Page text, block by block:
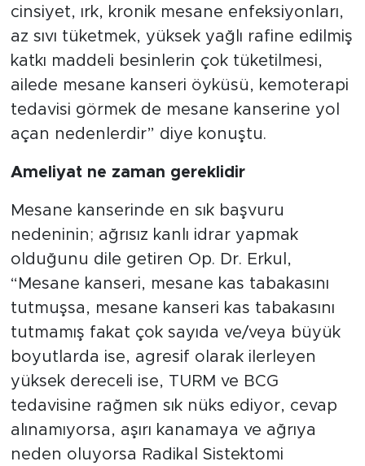
cinsiyet, ırk, kronik mesane enfeksiyonları,
az sıvı tüketmek, yüksek yağlı rafine edilmiş
katkı maddeli besinlerin çok tüketilmesi,
ailede mesane kanseri öyküsü, kemoterapi
tedavisi görmek de mesane kanserine yol
açan nedenlerdir” diye konuştu.
Ameliyat ne zaman gereklidir
Mesane kanserinde en sık başvuru
nedeninin; ağrısız kanlı idrar yapmak
olduğunu dile getiren Op. Dr. Erkul,
“Mesane kanseri, mesane kas tabakasını
tutmuşsa, mesane kanseri kas tabakasını
tutmamış fakat çok sayıda ve/veya büyük
boyutlarda ise, agresif olarak ilerleyen
yüksek dereceli ise, TURM ve BCG
tedavisine rağmen sık nüks ediyor, cevap
alınamıyorsa, aşırı kanamaya ve ağrıya
neden oluyorsa Radikal Sistektomi